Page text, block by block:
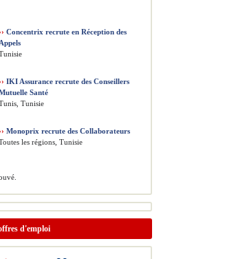
Concentrix recrute en Réception des
Appels
IKI Assurance recrute des Conseillers
Santé
Tunisie
Monoprix recrute des Collaborateurs
les régions, Tunisie
d'emploi